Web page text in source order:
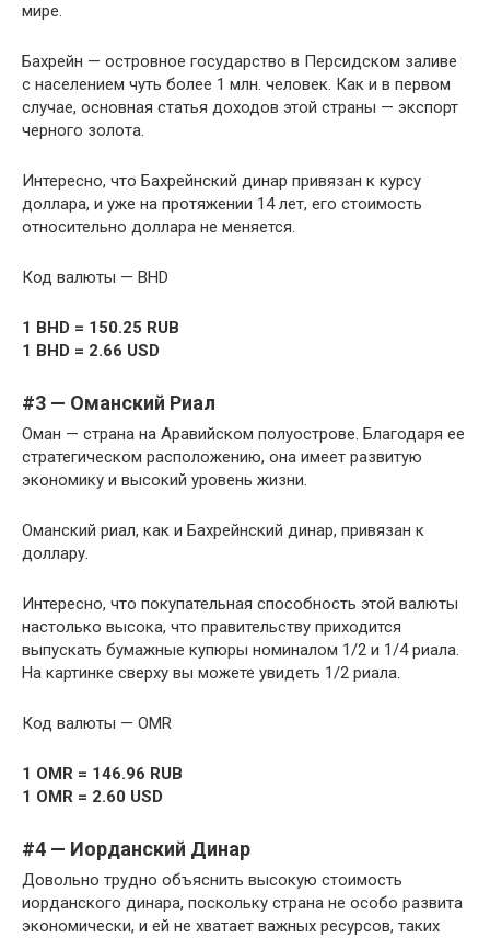
мире.
Бахрейн — островное государство в Персидском заливе
с населением чуть более 1 млн. человек. Как и в первом
случае, основная статья доходов этой страны — экспорт
черного золота.
Интересно, что Бахрейнский динар привязан к курсу
доллара, и уже на протяжении 14 лет, его стоимость
относительно доллара не меняется.
Код валюты — BHD
1 BHD = 150.25 RUB
1 BHD = 2.66 USD
#3 — Оманский Риал
Оман — страна на Аравийском полуострове. Благодаря ее
стратегическом расположению, она имеет развитую
экономику и высокий уровень жизни.
Оманский риал, как и Бахрейнский динар, привязан к
доллару.
Интересно, что покупательная способность этой валюты
настолько высока, что правительству приходится
выпускать бумажные купюры номиналом 1/2 и 1/4 риала.
На картинке сверху вы можете увидеть 1/2 риала.
Код валюты — OMR
1 OMR = 146.96 RUB
1 OMR = 2.60 USD
#4 — Иорданский Динар
Довольно трудно объяснить высокую стоимость
иорданского динара, поскольку страна не особо развита
экономически, и ей не хватает важных ресурсов, таких